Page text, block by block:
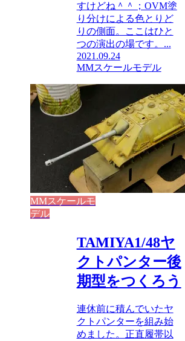
すけどね＾＾；OVM塗
り分けによる色とりど
りの側面。ここはひと
つの演出の場です。...
2021.09.24
MMスケールモデル
MMスケールモ
デル
TAMIYA1/48ヤ
クトパンター後
期型をつくろう
連休前に積んでいたヤ
クトパンターを組み始
めました。正直履帯以